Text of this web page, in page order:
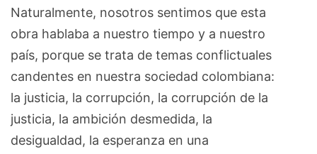
Naturalmente, nosotros sentimos que esta
obra hablaba a nuestro tiempo y a nuestro
país, porque se trata de temas conflictuales
candentes en nuestra sociedad colombiana:
la justicia, la corrupción, la corrupción de la
justicia, la ambición desmedida, la
desigualdad, la esperanza en una